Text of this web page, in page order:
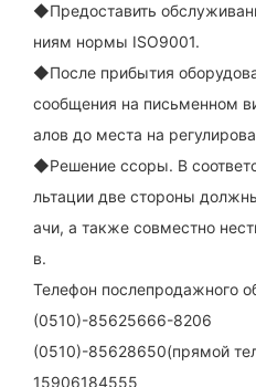
◆Предоставить
ниям нормы ISO9001.
◆После прибытия
сообщения на письменном
алов до места на
◆Решение ссоры. В
льтации две стороны
ачи, а также совместно
в.
Телефон послепродажного
(0510)-85625666-8206
(0510)-85628650(прямой
15906184555